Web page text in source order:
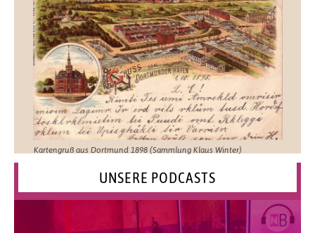
Kartengruß aus Dortmund 1898 (Sammlung Klaus Winter)
UNSERE PODCASTS